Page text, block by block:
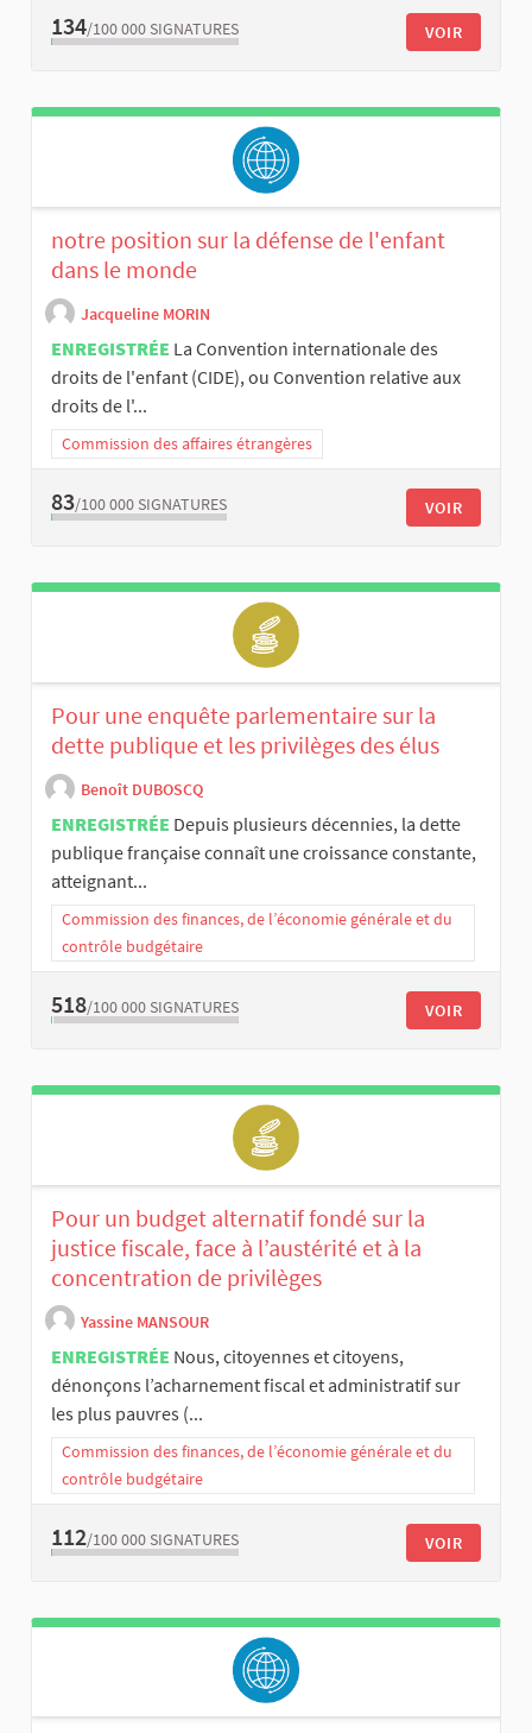
134/100 000 SIGNATURES VOIR
notre position sur la défense de l'enfant
dans le monde
Jacqueline MORIN
ENREGISTRÉE La Convention internationale des
droits de l'enfant (CIDE), ou Convention relative aux
droits de l'...
Commission des affaires étrangères
83/100 000 SIGNATURES VOIR
Pour une enquête parlementaire sur la
dette publique et les privilèges des élus
Benoît DUBOSCQ
ENREGISTRÉE Depuis plusieurs décennies, la dette
publique française connaît une croissance constante,
atteignant...
Commission des finances, de l’économie générale et du
contrôle budgétaire
518/100 000 SIGNATURES VOIR
Pour un budget alternatif fondé sur la
justice fiscale, face à l’austérité et à la
concentration de privilèges
Yassine MANSOUR
ENREGISTRÉE Nous, citoyennes et citoyens,
dénonçons l’acharnement fiscal et administratif sur
les plus pauvres (...
Commission des finances, de l’économie générale et du
contrôle budgétaire
112/100 000 SIGNATURES VOIR